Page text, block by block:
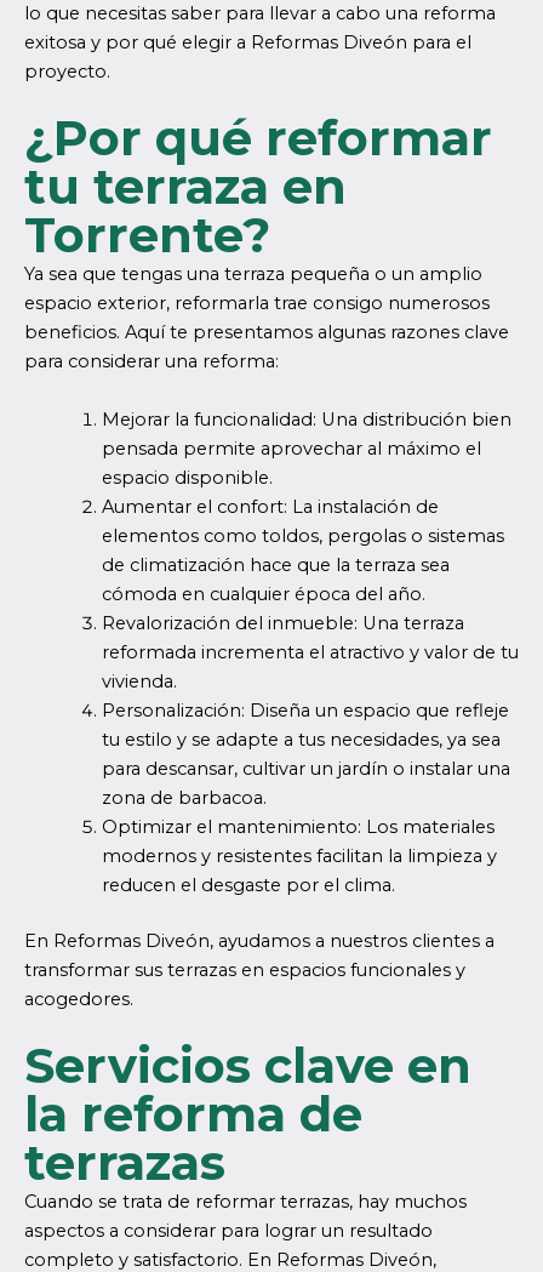
lo que necesitas saber para llevar a cabo una reforma
exitosa y por qué elegir a Reformas Diveón para el
proyecto.
¿Por qué reformar
tu terraza en
Torrente?
Ya sea que tengas una terraza pequeña o un amplio
espacio exterior, reformarla trae consigo numerosos
beneficios. Aquí te presentamos algunas razones clave
para considerar una reforma:
Mejorar la funcionalidad: Una distribución bien
pensada permite aprovechar al máximo el
espacio disponible.
Aumentar el confort: La instalación de
elementos como toldos, pergolas o sistemas
de climatización hace que la terraza sea
cómoda en cualquier época del año.
Revalorización del inmueble: Una terraza
reformada incrementa el atractivo y valor de tu
vivienda.
Personalización: Diseña un espacio que refleje
tu estilo y se adapte a tus necesidades, ya sea
para descansar, cultivar un jardín o instalar una
zona de barbacoa.
Optimizar el mantenimiento: Los materiales
modernos y resistentes facilitan la limpieza y
reducen el desgaste por el clima.
En Reformas Diveón, ayudamos a nuestros clientes a
transformar sus terrazas en espacios funcionales y
acogedores.
Servicios clave en
la reforma de
terrazas
Cuando se trata de reformar terrazas, hay muchos
aspectos a considerar para lograr un resultado
completo y satisfactorio. En Reformas Diveón,